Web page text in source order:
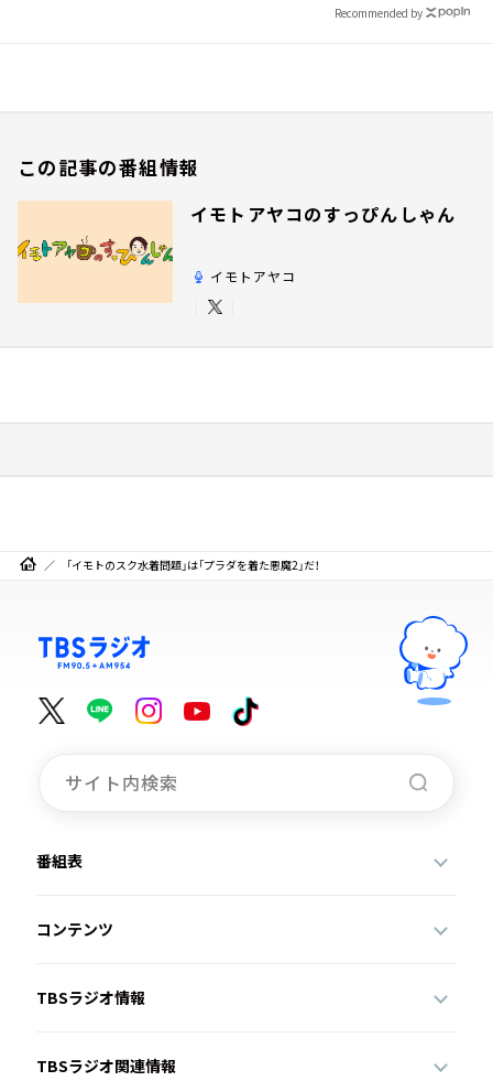
Recommended by
この記事の番組情報
イモトアヤコのすっぴんしゃん
イモトアヤコ
「イモトのスク水着問題」は「プラダを着た悪魔2」だ！
番組表
コンテンツ
TBSラジオ情報
TBSラジオ関連情報